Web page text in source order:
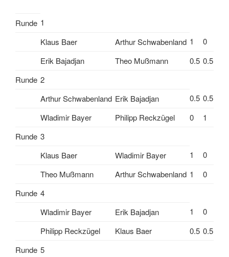
Runde 1
Klaus Baer
Arthur Schwabenland 1
0
Erik Bajadjan
Theo Mußmann 0.5 0.5
Runde 2
Arthur Schwabenland Erik Bajadjan 0.5 0.5
Wladimir Bayer
Philipp Reckzügel 0
1
Runde 3
Klaus Baer
Wladimir Bayer 1
0
Theo Mußmann
Arthur Schwabenland 1
0
Runde 4
Wladimir Bayer
Erik Bajadjan 1
0
Philipp Reckzügel
Klaus Baer 0.5 0.5
Runde 5